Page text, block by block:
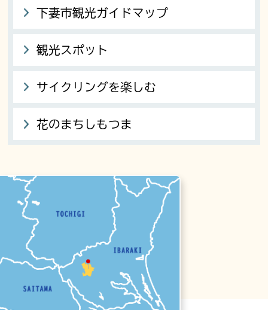
下妻市観光ガイドマップ
観光スポット
サイクリングを楽しむ
花のまちしもつま